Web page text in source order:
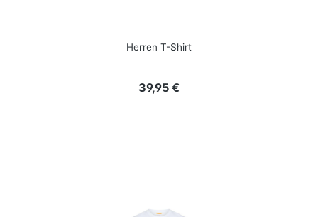
Herren T-Shirt
Regulärer Preis:
39,95 €